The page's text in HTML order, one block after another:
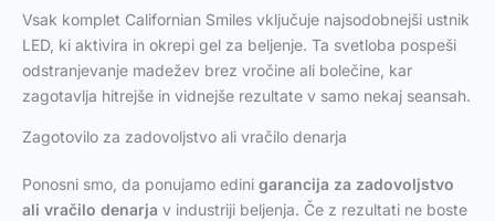
Vsak komplet Californian Smiles vključuje najsodobnejši ustnik
LED, ki aktivira in okrepi gel za beljenje. Ta svetloba pospeši
odstranjevanje madežev brez vročine ali bolečine, kar
zagotavlja hitrejše in vidnejše rezultate v samo nekaj seansah.
Zagotovilo za zadovoljstvo ali vračilo denarja
Ponosni smo, da ponujamo edini garancija za zadovoljstvo
ali vračilo denarja v industriji beljenja. Če z rezultati ne boste